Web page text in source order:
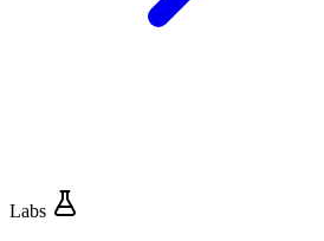
Labs